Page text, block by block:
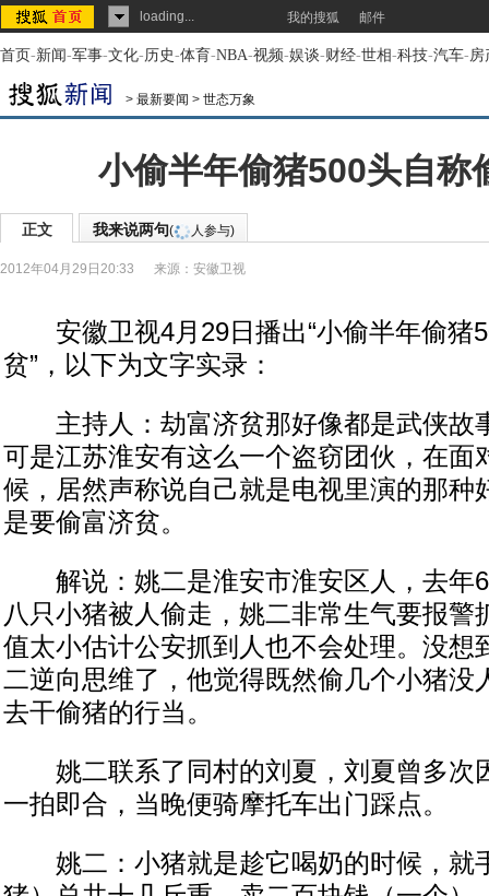
loading... 我的搜狐 邮件
首页-新闻-军事-文化-历史-体育-NBA-视频-娱谈-财经-世相-科技-汽车-房
> 最新要闻 > 世态万象
小偷半年偷猪500头自称
正文 我来说两句( 人参与)
2012年04月29日20:33 来源： 安徽卫视
安徽卫视4月29日播出“小偷半年偷猪
贫”，以下为文字实录：
主持人：劫富济贫那好像都是武侠故
可是江苏淮安有这么一个盗窃团伙，在面
候，居然声称说自己就是电视里演的那种
是要偷富济贫。
解说：姚二是淮安市淮安区人，去年6
八只小猪被人偷走，姚二非常生气要报警
值太小估计公安抓到人也不会处理。没想
二逆向思维了，他觉得既然偷几个小猪没
去干偷猪的行当。
姚二联系了同村的刘夏，刘夏曾多次
一拍即合，当晚便骑摩托车出门踩点。
姚二：小猪就是趁它喝奶的时候，就